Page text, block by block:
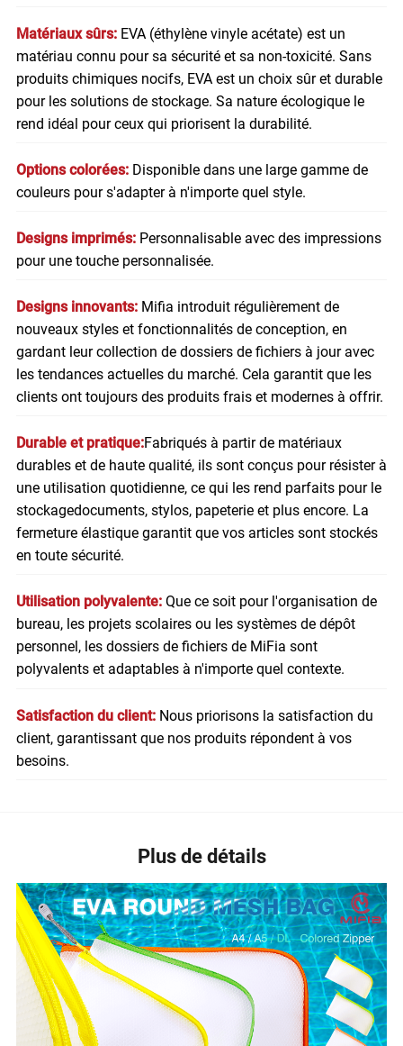
Matériaux sûrs:EVA (éthylène vinyle acétate) est un
matériau connu pour sa sécurité et sa non-toxicité. Sans
produits chimiques nocifs, EVA est un choix sûr et durable
pour les solutions de stockage. Sa nature écologique le
rend idéal pour ceux qui priorisent la durabilité.
Options colorées: Disponible dans une large gamme de
couleurs pour s'adapter à n'importe quel style.
Designs imprimés: Personnalisable avec des impressions
pour une touche personnalisée.
Designs innovants: Mifia introduit régulièrement de
nouveaux styles et fonctionnalités de conception, en
gardant leur collection de dossiers de fichiers à jour avec
les tendances actuelles du marché. Cela garantit que les
clients ont toujours des produits frais et modernes à offrir.
Durable et pratique:Fabriqués à partir de matériaux
durables et de haute qualité, ils sont conçus pour résister à
une utilisation quotidienne, ce qui les rend parfaits pour le
stockagedocuments, stylos, papeterie et plus encore. La
fermeture élastique garantit que vos articles sont stockés
en toute sécurité.
Utilisation polyvalente: Que ce soit pour l'organisation de
bureau, les projets scolaires ou les systèmes de dépôt
personnel, les dossiers de fichiers de MiFia sont
polyvalents et adaptables à n'importe quel contexte.
Satisfaction du client: Nous priorisons la satisfaction du
client, garantissant que nos produits répondent à vos
besoins.
Plus de détails